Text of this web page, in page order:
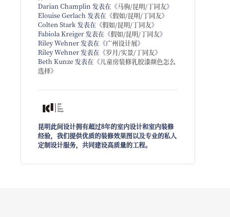
Darian Champlin 发表在《马驹/昆明/丁同友》
Elouise Gerlach 发表在《假如/昆明/丁同友》
Colten Stark 发表在《假如/昆明/丁同友》
Fabiola Kreiger 发表在《假如/昆明/丁同友》
Riley Wehner 发表在《广州设计展》
Riley Wehner 发表在《岁月/实景/丁同友》
Beth Kunze 发表在《儿童房装修乳胶漆颜色怎么
选择》
昆明此间设计拥有超过8年的室内设计和室内装修
经验，我们提供优质的装修效果图以及专业的私人
定制设计服务，共同建设高质量的工程。